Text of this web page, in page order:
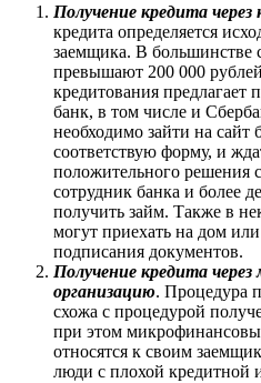
Получение кредита через
кредита определяется
заемщика. В большинстве
превышают 200 000
кредитования
банк, в том числе и
необходимо зайти на сайт
соответствую форму, и
положительного решения
сотрудник банка и более
получить займ. Также в
могут приехать на дом
подписания документов.
Получение кредита
организацию. Процедура
схожа с процедурой
при этом
относятся к своим
люди с плохой кредитной